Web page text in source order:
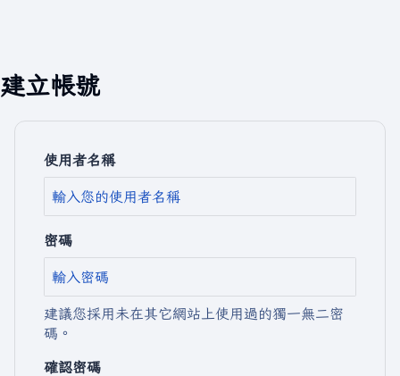
建立帳號
使用者名稱
密碼
建議您採用未在其它網站上使用過的獨一無二密
碼。
確認密碼